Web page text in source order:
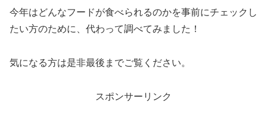
今年はどんなフードが食べられるのかを事前にチェックし
たい方のために、代わって調べてみました！
気になる方は是非最後までご覧ください。
スポンサーリンク